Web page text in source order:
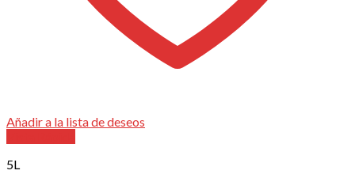
Añadir a la lista de deseos
5L